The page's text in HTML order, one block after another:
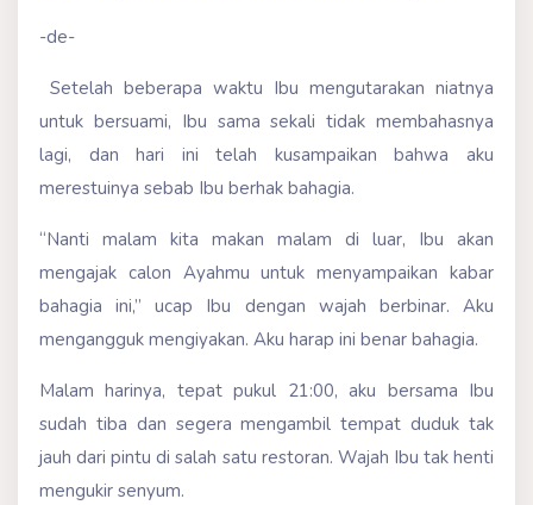
-de-
Setelah beberapa waktu Ibu mengutarakan niatnya
untuk bersuami, Ibu sama sekali tidak membahasnya
lagi, dan hari ini telah kusampaikan bahwa aku
merestuinya sebab Ibu berhak bahagia.
“Nanti malam kita makan malam di luar, Ibu akan
mengajak calon Ayahmu untuk menyampaikan kabar
bahagia ini,” ucap Ibu dengan wajah berbinar. Aku
mengangguk mengiyakan. Aku harap ini benar bahagia.
Malam harinya, tepat pukul 21:00, aku bersama Ibu
sudah tiba dan segera mengambil tempat duduk tak
jauh dari pintu di salah satu restoran. Wajah Ibu tak henti
mengukir senyum.